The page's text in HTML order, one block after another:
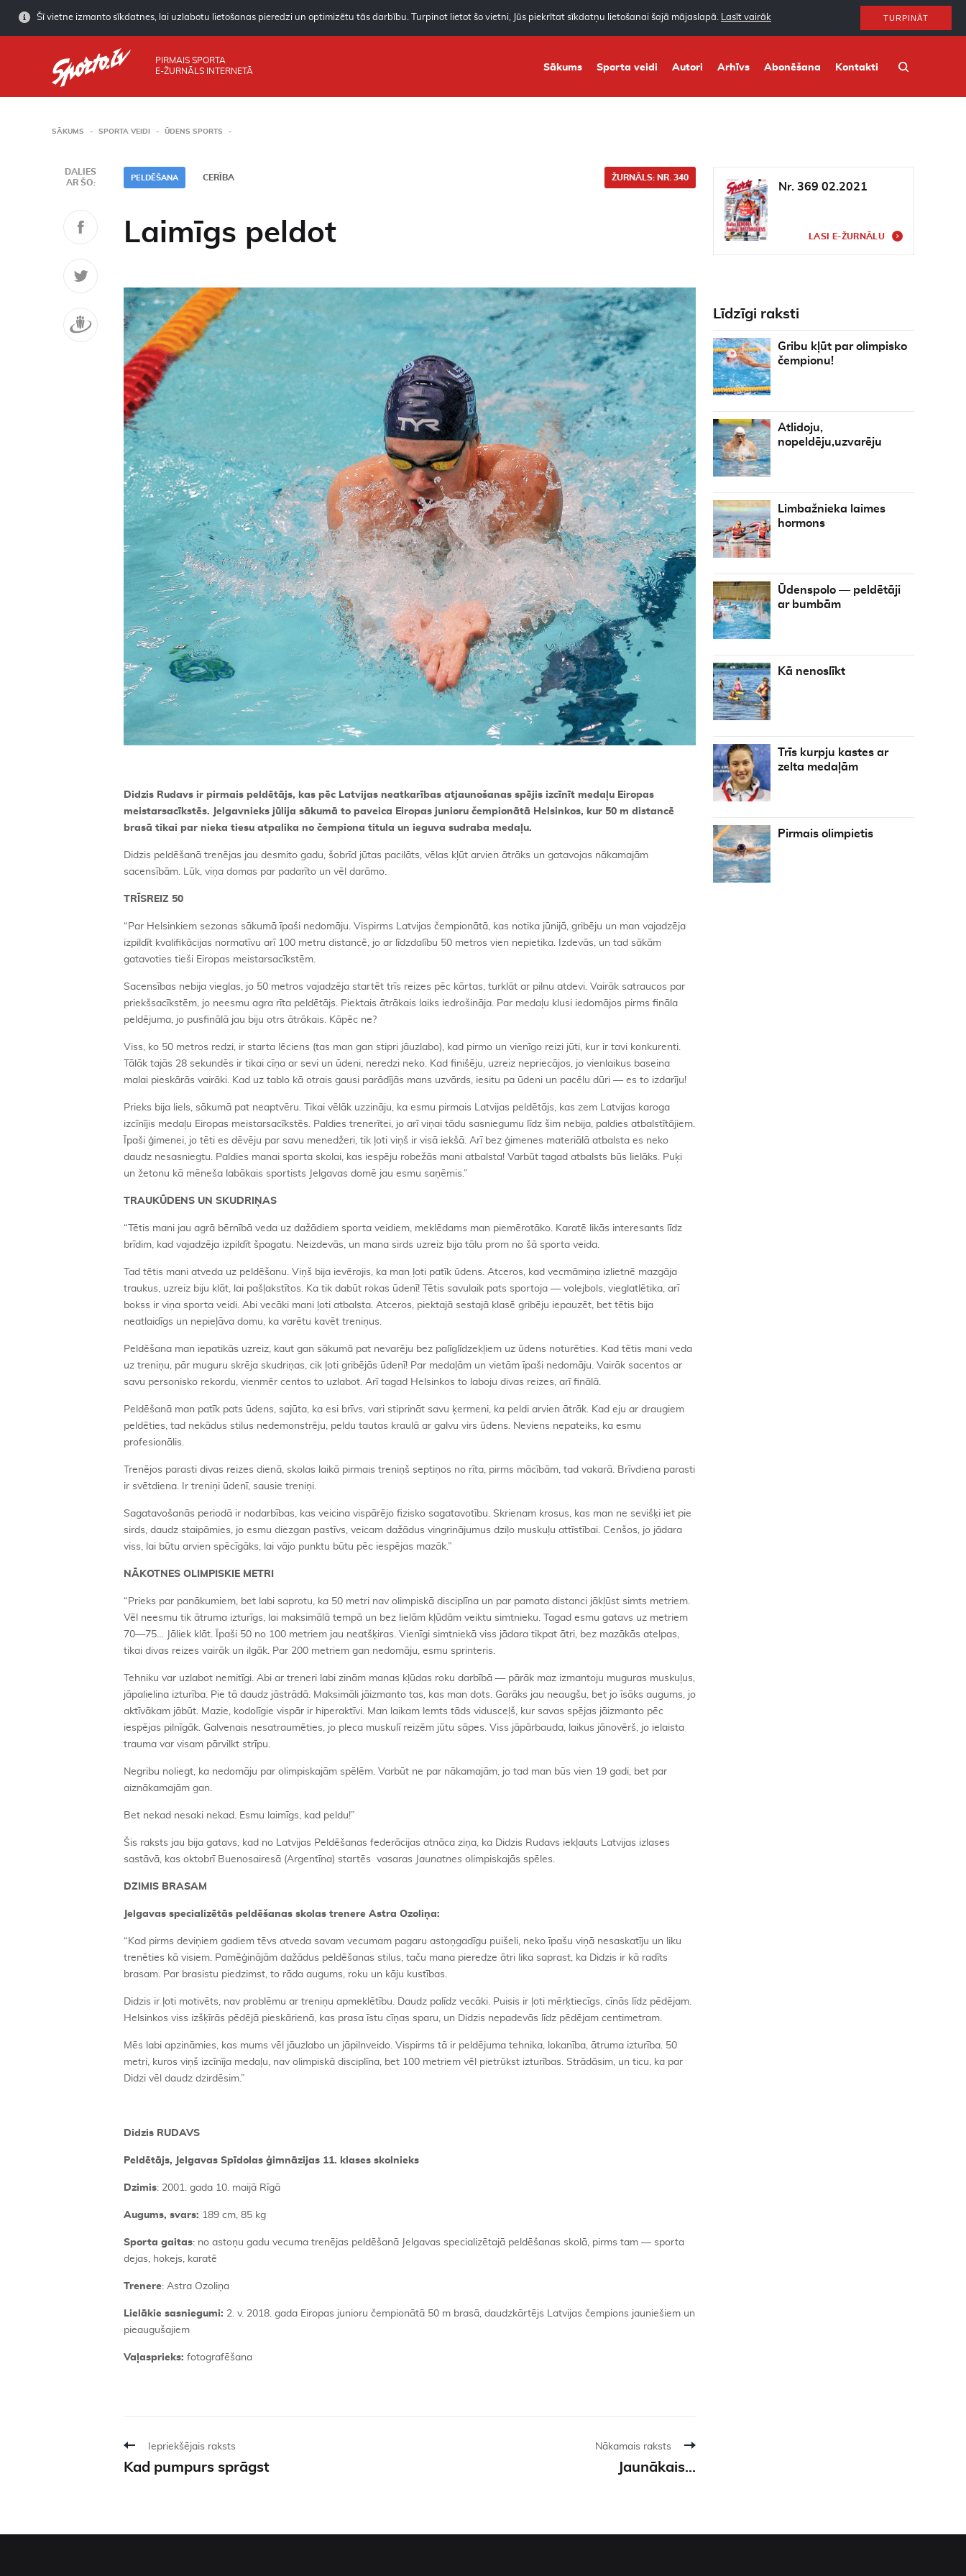
Šī vietne izmanto sīkdatnes, lai uzlabotu lietošanas pieredzi un optimizētu tās darbību. Turpinot lietot šo vietni, Jūs piekrītat sīkdatņu lietošanai šajā mājaslapā. Lasīt vairāk TURPINĀT
PIRMAIS SPORTA
E-ŽURNĀLS INTERNETĀ
Sākums Sporta veidi Autori Arhīvs Abonēšana Kontakti
SĀKUMS SPORTA VEIDI ŪDENS SPORTS
DALIES
AR ŠO:
PELDĒŠANA ŽURNĀLS: NR. 340
CERĪBA
Laimīgs peldot
Didzis Rudavs ir pirmais peldētājs, kas pēc Latvijas neatkarības atjaunošanas spējis izcīnīt medaļu Eiropas
meistarsacīkstēs. Jelgavnieks jūlija sākumā to paveica Eiropas junioru čempionātā Helsinkos, kur 50 m distancē
brasā tikai par nieka tiesu atpalika no čempiona titula un ieguva sudraba medaļu.
Didzis peldēšanā trenējas jau desmito gadu, šobrīd jūtas pacilāts, vēlas kļūt arvien ātrāks un gatavojas nākamajām
sacensībām. Lūk, viņa domas par padarīto un vēl darāmo.
TRĪSREIZ 50
“Par Helsinkiem sezonas sākumā īpaši nedomāju. Vispirms Latvijas čempionātā, kas notika jūnijā, gribēju un man vajadzēja
izpildīt kvalifikācijas normatīvu arī 100 metru distancē, jo ar līdzdalību 50 metros vien nepietika. Izdevās, un tad sākām
gatavoties tieši Eiropas meistarsacīkstēm.
Sacensības nebija vieglas, jo 50 metros vajadzēja startēt trīs reizes pēc kārtas, turklāt ar pilnu atdevi. Vairāk satraucos par
priekšsacīkstēm, jo neesmu agra rīta peldētājs. Piektais ātrākais laiks iedrošināja. Par medaļu klusi iedomājos pirms fināla
peldējuma, jo pusfinālā jau biju otrs ātrākais. Kāpēc ne?
Viss, ko 50 metros redzi, ir starta lēciens (tas man gan stipri jāuzlabo), kad pirmo un vienīgo reizi jūti, kur ir tavi konkurenti.
Tālāk tajās 28 sekundēs ir tikai cīņa ar sevi un ūdeni, neredzi neko. Kad finišēju, uzreiz nepriecājos, jo vienlaikus baseina
malai pieskārās vairāki. Kad uz tablo kā otrais gausi parādījās mans uzvārds, iesitu pa ūdeni un pacēlu dūri — es to izdarīju!
Prieks bija liels, sākumā pat neaptvēru. Tikai vēlāk uzzināju, ka esmu pirmais Latvijas peldētājs, kas zem Latvijas karoga
izcīnījis medaļu Eiropas meistarsacīkstēs. Paldies trenerītei, jo arī viņai tādu sasniegumu līdz šim nebija, paldies atbalstītājiem.
Īpaši ģimenei, jo tēti es dēvēju par savu menedžeri, tik ļoti viņš ir visā iekšā. Arī bez ģimenes materiālā atbalsta es neko
daudz nesasniegtu. Paldies manai sporta skolai, kas iespēju robežās mani atbalsta! Varbūt tagad atbalsts būs lielāks. Puķi
un žetonu kā mēneša labākais sportists Jelgavas domē jau esmu saņēmis.”
TRAUKŪDENS UN SKUDRIŅAS
“Tētis mani jau agrā bērnībā veda uz dažādiem sporta veidiem, meklēdams man piemērotāko. Karatē likās interesants līdz
brīdim, kad vajadzēja izpildīt špagatu. Neizdevās, un mana sirds uzreiz bija tālu prom no šā sporta veida.
Tad tētis mani atveda uz peldēšanu. Viņš bija ievērojis, ka man ļoti patīk ūdens. Atceros, kad vecmāmiņa izlietnē mazgāja
traukus, uzreiz biju klāt, lai pašļakstītos. Ka tik dabūt rokas ūdenī! Tētis savulaik pats sportoja — volejbols, vieglatlētika, arī
bokss ir viņa sporta veidi. Abi vecāki mani ļoti atbalsta. Atceros, piektajā sestajā klasē gribēju iepauzēt, bet tētis bija
neatlaidīgs un nepieļāva domu, ka varētu kavēt treniņus.
Peldēšana man iepatikās uzreiz, kaut gan sākumā pat nevarēju bez palīglīdzekļiem uz ūdens noturēties. Kad tētis mani veda
uz treniņu, pār muguru skrēja skudriņas, cik ļoti gribējās ūdenī! Par medaļām un vietām īpaši nedomāju. Vairāk sacentos ar
savu personisko rekordu, vienmēr centos to uzlabot. Arī tagad Helsinkos to laboju divas reizes, arī finālā.
Peldēšanā man patīk pats ūdens, sajūta, ka esi brīvs, vari stiprināt savu ķermeni, ka peldi arvien ātrāk. Kad eju ar draugiem
peldēties, tad nekādus stilus nedemonstrēju, peldu tautas kraulā ar galvu virs ūdens. Neviens nepateiks, ka esmu
profesionālis.
Trenējos parasti divas reizes dienā, skolas laikā pirmais treniņš septiņos no rīta, pirms mācībām, tad vakarā. Brīvdiena parasti
ir svētdiena. Ir treniņi ūdenī, sausie treniņi.
Sagatavošanās periodā ir nodarbības, kas veicina vispārējo fizisko sagatavotību. Skrienam krosus, kas man ne sevišķi iet pie
sirds, daudz staipāmies, jo esmu diezgan pastīvs, veicam dažādus vingrinājumus dziļo muskuļu attīstībai. Cenšos, jo jādara
viss, lai būtu arvien spēcīgāks, lai vājo punktu būtu pēc iespējas mazāk.”
NĀKOTNES OLIMPISKIE METRI
“Prieks par panākumiem, bet labi saprotu, ka 50 metri nav olimpiskā disciplīna un par pamata distanci jākļūst simts metriem.
Vēl neesmu tik ātruma izturīgs, lai maksimālā tempā un bez lielām kļūdām veiktu simtnieku. Tagad esmu gatavs uz metriem
70—75… Jāliek klāt. Īpaši 50 no 100 metriem jau neatšķiras. Vienīgi simtniekā viss jādara tikpat ātri, bez mazākās atelpas,
tikai divas reizes vairāk un ilgāk. Par 200 metriem gan nedomāju, esmu sprinteris.
Tehniku var uzlabot nemitīgi. Abi ar treneri labi zinām manas kļūdas roku darbībā — pārāk maz izmantoju muguras muskuļus,
jāpalielina izturība. Pie tā daudz jāstrādā. Maksimāli jāizmanto tas, kas man dots. Garāks jau neaugšu, bet jo īsāks augums, jo
aktīvākam jābūt. Mazie, kodolīgie vispār ir hiperaktīvi. Man laikam lemts tāds vidusceļš, kur savas spējas jāizmanto pēc
iespējas pilnīgāk. Galvenais nesatraumēties, jo pleca muskulī reizēm jūtu sāpes. Viss jāpārbauda, laikus jānovērš, jo ielaista
trauma var visam pārvilkt strīpu.
Negribu noliegt, ka nedomāju par olimpiskajām spēlēm. Varbūt ne par nākamajām, jo tad man būs vien 19 gadi, bet par
aiznākamajām gan.
Bet nekad nesaki nekad. Esmu laimīgs, kad peldu!”
Šis raksts jau bija gatavs, kad no Latvijas Peldēšanas federācijas atnāca ziņa, ka Didzis Rudavs iekļauts Latvijas izlases
sastāvā, kas oktobrī Buenosairesā (Argentīna) startēs vasaras Jaunatnes olimpiskajās spēles.
DZIMIS BRASAM
Jelgavas specializētās peldēšanas skolas trenere Astra Ozoliņa:
“Kad pirms deviņiem gadiem tēvs atveda savam vecumam pagaru astoņgadīgu puišeli, neko īpašu viņā nesaskatīju un liku
trenēties kā visiem. Pamēģinājām dažādus peldēšanas stilus, taču mana pieredze ātri lika saprast, ka Didzis ir kā radīts
brasam. Par brasistu piedzimst, to rāda augums, roku un kāju kustības.
Didzis ir ļoti motivēts, nav problēmu ar treniņu apmeklētību. Daudz palīdz vecāki. Puisis ir ļoti mērķtiecīgs, cīnās līdz pēdējam.
Helsinkos viss izšķīrās pēdējā pieskārienā, kas prasa īstu cīņas sparu, un Didzis nepadevās līdz pēdējam centimetram.
Mēs labi apzināmies, kas mums vēl jāuzlabo un jāpilnveido. Vispirms tā ir peldējuma tehnika, lokanība, ātruma izturība. 50
metri, kuros viņš izcīnīja medaļu, nav olimpiskā disciplīna, bet 100 metriem vēl pietrūkst izturības. Strādāsim, un ticu, ka par
Didzi vēl daudz dzirdēsim.”
Didzis RUDAVS
Peldētājs, Jelgavas Spīdolas ģimnāzijas 11. klases skolnieks
Dzimis: 2001. gada 10. maijā Rīgā
Augums, svars: 189 cm, 85 kg
Sporta gaitas: no astoņu gadu vecuma trenējas peldēšanā Jelgavas specializētajā peldēšanas skolā, pirms tam — sporta
dejas, hokejs, karatē
Trenere: Astra Ozoliņa
Lielākie sasniegumi: 2. v. 2018. gada Eiropas junioru čempionātā 50 m brasā, daudzkārtējs Latvijas čempions jauniešiem un
pieaugušajiem
Vaļasprieks: fotografēšana
Iepriekšējais raksts
Kad pumpurs sprāgst
Nākamais raksts
Jaunākais…
Nr. 369 02.2021
LASI E-ŽURNĀLU
Līdzīgi raksti
Gribu kļūt par olimpisko
čempionu!
Atlidoju,
nopeldēju,uzvarēju
Limbažnieka laimes
hormons
Ūdenspolo — peldētāji
ar bumbām
Kā nenoslīkt
Trīs kurpju kastes ar
zelta medaļām
Pirmais olimpietis